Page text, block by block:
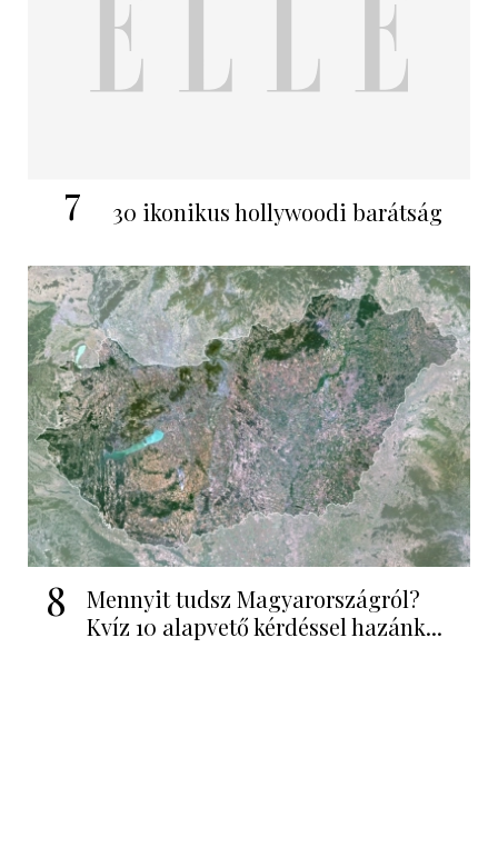
7 30 ikonikus hollywoodi barátság
8
Mennyit tudsz Magyarországról?
Kvíz 10 alapvető kérdéssel hazánk...